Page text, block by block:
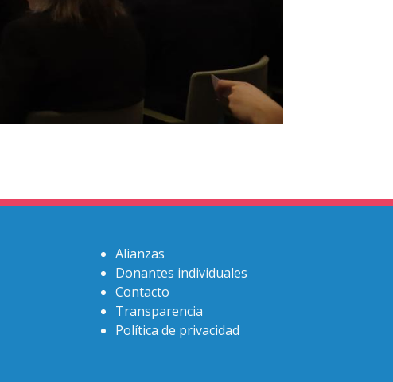
Alianzas
Donantes individuales
Contacto
Transparencia
Política de privacidad